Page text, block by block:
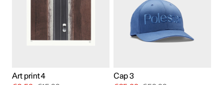
Art print 4
Cap 3
muunnelma.
tehdä
valinnat
tuotteen